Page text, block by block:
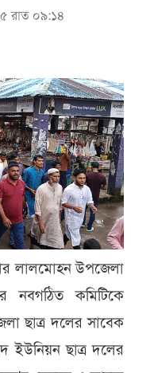
রাত ০৯:১৪
লালমোহন উপজেলা
নবগঠিত কমিটিকে
ছাত্র দলের সাবেক
ইউনিয়ন ছাত্র দলের